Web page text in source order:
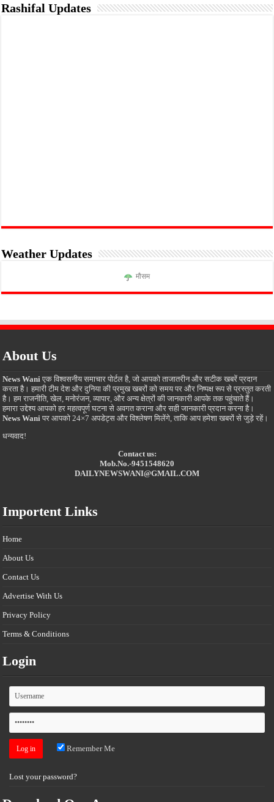
Rashifal Updates
Weather Updates
मौसम
About Us
News Wani एक विश्वसनीय समाचार पोर्टल है, जो आपको ताजातरीन और सटीक खबरें प्रदान
करता है। हमारी टीम देश और दुनिया की प्रमुख खबरों को समय पर और निष्पक्ष रूप से प्रस्तुत करती
है। हम राजनीति, खेल, मनोरंजन, व्यापार, और अन्य क्षेत्रों की जानकारी आपके तक पहुंचाते हैं।
हमारा उद्देश्य आपको हर महत्वपूर्ण घटना से अवगत कराना और सही जानकारी प्रदान करना है।
News Wani पर आपको 24×7 अपडेट्स और विश्लेषण मिलेंगे, ताकि आप हमेशा खबरों से जुड़े रहें।
धन्यवाद!
Contact us:
Mob.No.-9451548620
DAILYNEWSWANI@GMAIL.COM
Importent Links
Home
About Us
Contact Us
Advertise With Us
Privacy Policy
Terms & Conditions
Login
Remember Me
Lost your password?